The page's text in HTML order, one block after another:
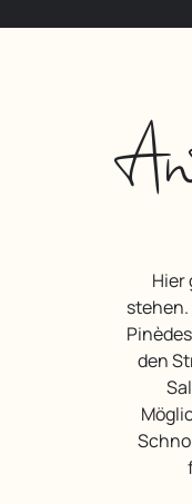
Hier gibt es viele Sandstrände, die Ihnen zur Verfügung
stehen.
den